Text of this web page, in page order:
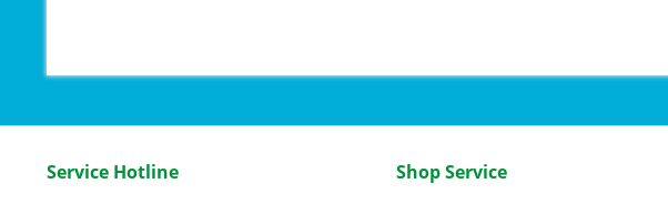
Service Hotline Shop Service